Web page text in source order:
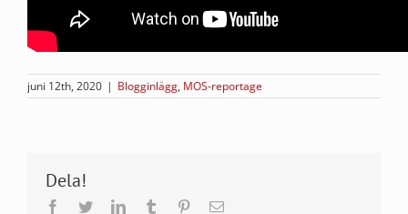
juni 12th, 2020 | Blogginlägg, MOS-reportage
Dela!
Facebook
TwitterLinkedInTumblr Pinterest
E-